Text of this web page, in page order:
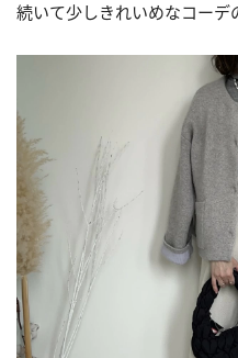
続いて少しきれいめなコーデ